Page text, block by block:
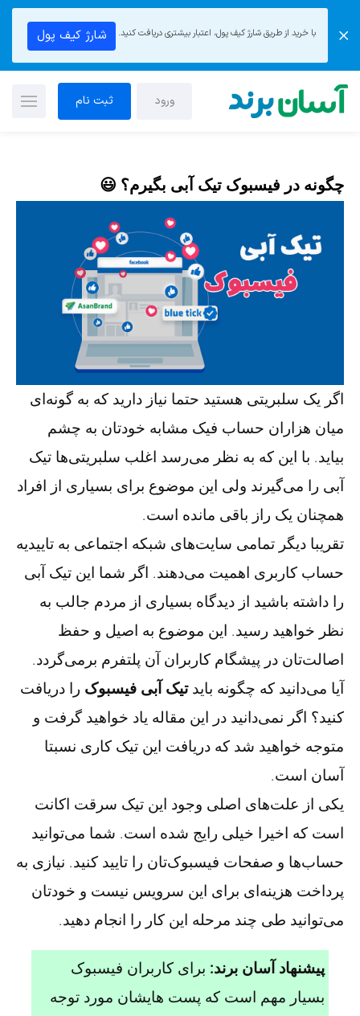
با خرید از طریق شارژ کیف پول، اعتبار بیشتری دریافت کنید. شارژ کیف پول
ورود ثبت نام
چگونه در فیسبوک تیک آبی بگیرم؟ 😃
اگر یک سلبریتی هستید حتما نیاز دارید که به گونه‌ای
میان هزاران حساب فیک مشابه خودتان به چشم
بیاید. با این که به نظر می‌رسد اغلب سلبریتی‌ها تیک
آبی را می‌گیرند ولی این موضوع برای بسیاری از افراد
همچنان یک راز باقی مانده‌ است.
تقریبا دیگر تمامی سایت‌های شبکه‌ اجتماعی به تاییدیه
حساب کاربری اهمیت می‌دهند. اگر شما این تیک آبی
را داشته باشید از دیدگاه بسیاری از مردم جالب به
نظر خواهید رسید. این موضوع به اصیل و حفظ
اصالت‌تان در پیشگام کاربران آن پلتفرم برمی‌گردد.
آیا می‌دانید که چگونه باید تیک آبی فیسبوک را دریافت
کنید؟ اگر نمی‌دانید در این مقاله یاد خواهید گرفت و
متوجه خواهید شد که دریافت این تیک کاری نسبتا
آسان است.
یکی از علت‌های اصلی وجود این تیک سرقت اکانت
است که اخیرا خیلی رایج شده است. شما می‌توانید
حساب‌ها و صفحات فیسبوک‌تان را تایید کنید. نیازی به
پرداخت هزینه‌ای برای این سرویس نیست و خودتان
می‌توانید طی چند مرحله این کار را انجام دهید.
پیشنهاد آسان برند: برای کاربران فیسبوک
بسیار مهم است که پست هایشان مورد توجه